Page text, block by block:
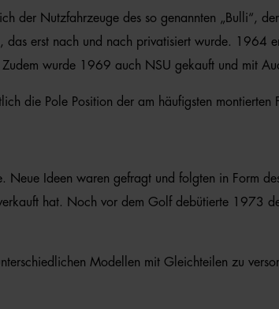
der Nutzfahrzeuge des so genannten „Bulli“,
das erst nach und nach privatisiert wurde. 1964
wurde 1969 auch NSU gekauft und mit
die Pole Position der am häufigsten montierten
Neue Ideen waren gefragt und folgten in Form
hat. Noch vor dem Golf debütierte 1973
Modellen mit Gleichteilen zu